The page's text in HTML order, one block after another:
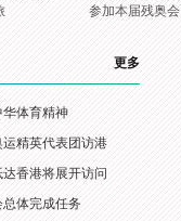
参加本届残奥会
更多
体育精神
精英代表团访港
香港将展开访问
体完成任务